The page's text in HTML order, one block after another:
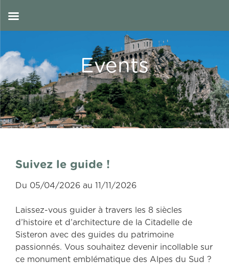
content
Events
Suivez le guide !
Du 05/04/2026 au 11/11/2026
Laissez-vous guider à travers les 8 siècles
d’histoire et d’architecture de la Citadelle de
Sisteron avec des guides du patrimoine
passionnés. Vous souhaitez devenir incollable sur
ce monument emblématique des Alpes du Sud ?